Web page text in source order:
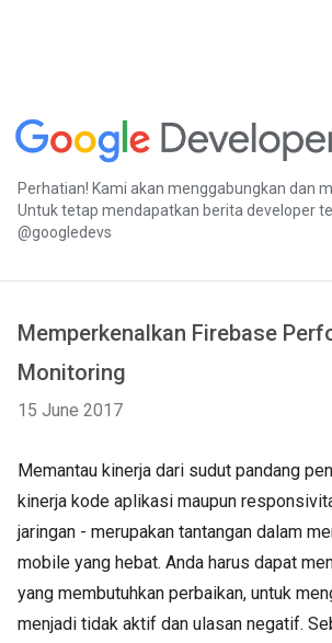
Perhatian! Kami akan menggabungkan dan
Untuk tetap mendapatkan berita developer
@googledevs
Memperkenalkan Firebase
Monitoring
15 June 2017
Memantau kinerja dari sudut pandang
kinerja kode aplikasi maupun
jaringan - merupakan tantangan dalam
mobile yang hebat. Anda harus dapat
yang membutuhkan perbaikan, untuk
menjadi tidak aktif dan ulasan negatif.